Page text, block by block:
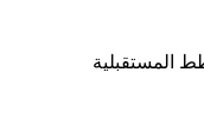
المستقبلية